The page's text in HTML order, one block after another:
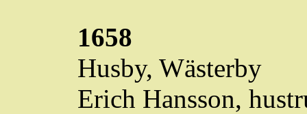
1658
Husby, Wästerby
Erich Hansson,